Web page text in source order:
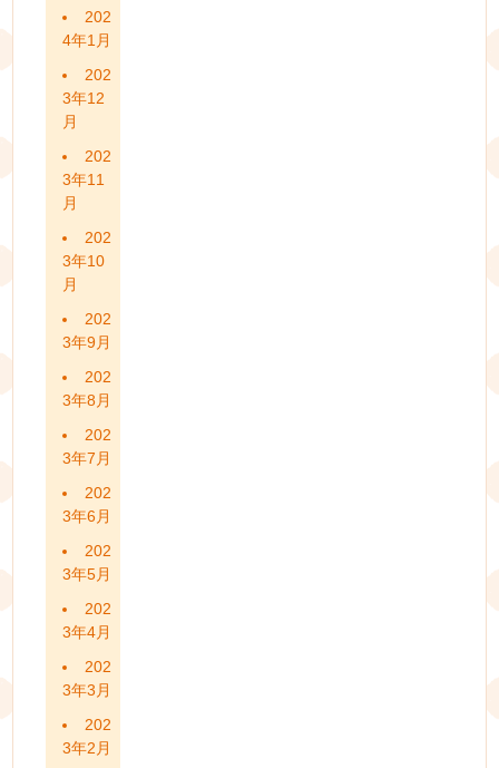
202
4年1月
202
3年12
月
202
3年11
月
202
3年10
月
202
3年9月
202
3年8月
202
3年7月
202
3年6月
202
3年5月
202
3年4月
202
3年3月
202
3年2月